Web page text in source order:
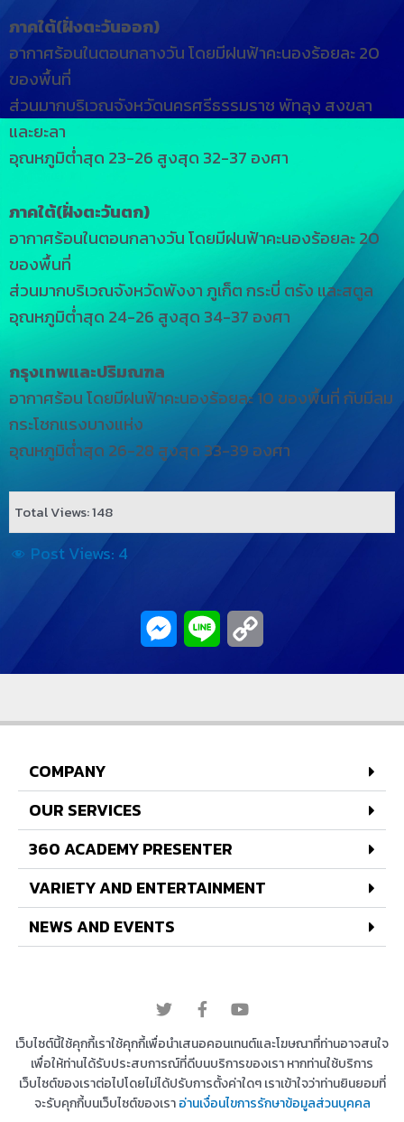
เว็บไซต์นี้ใช้คุกกี้เราใช้คุกกี้เพื่อนำเสนอคอนเทนต์และโฆษณาที่ท่านอาจสนใจ
เพื่อให้ท่านได้รับประสบการณ์ที่ดีบนบริการของเรา หากท่านใช้บริการ
เว็บไซต์ของเราต่อไปโดยไม่ได้ปรับการตั้งค่าใดๆ เราเข้าใจว่าท่านยินยอมที่
จะรับคุกกี้บนเว็บไซต์ของเราอ่านเงื่อนไขการรักษาข้อมูลส่วนบุคคล
ภาคใต้(ฝั่งตะวันออก)
อากาศร้อนในตอนกลางวัน โดยมีฝนฟ้าคะนองร้อยละ 20
ของพื้นที่
ส่วนมากบริเวณจังหวัดนครศรีธรรมราช พัทลุง สงขลา
และยะลา
อุณหภูมิต่ำสุด 23-26 สูงสุด 32-37 องศา
ภาคใต้(ฝั่งตะวันตก)
อากาศร้อนในตอนกลางวัน โดยมีฝนฟ้าคะนองร้อยละ 20
ของพื้นที่
ส่วนมากบริเวณจังหวัดพังงา ภูเก็ต กระบี่ ตรัง และสตูล
อุณหภูมิต่ำสุด 24-26 สูงสุด 34-37 องศา
กรุงเทพและปริมณฑล
อากาศร้อน โดยมีฝนฟ้าคะนองร้อยละ 10 ของพื้นที่ กับมีลม
กระโชกแรงบางแห่ง
อุณหภูมิต่ำสุด 26-28 สูงสุด 33-39 องศา
Total Views: 148
Post Views: 4
Messenger
Line
COMPANY
OUR SERVICES
360 ACADEMY PRESENTER
VARIETY AND ENTERTAINMENT
NEWS AND EVENTS
© 2022 All rights reserved
Copyright © 2026 บริษัท 360 องศา เอ็นเตอร์เทนเม้น